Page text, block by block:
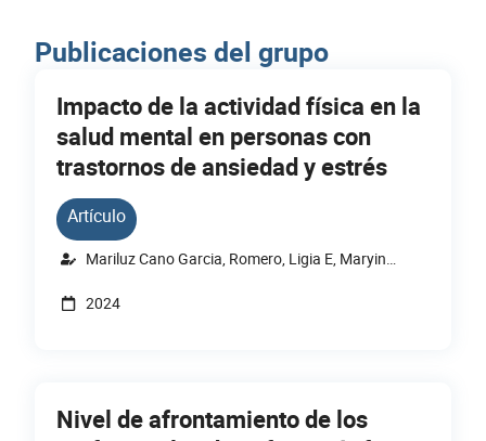
Publicaciones del grupo
Impacto de la actividad física en la
salud mental en personas con
trastornos de ansiedad y estrés
Artículo
Mariluz Cano Garcia, Romero, Ligia E, Maryin
Cartagena, Dorimely.
2024
Nivel de afrontamiento de los